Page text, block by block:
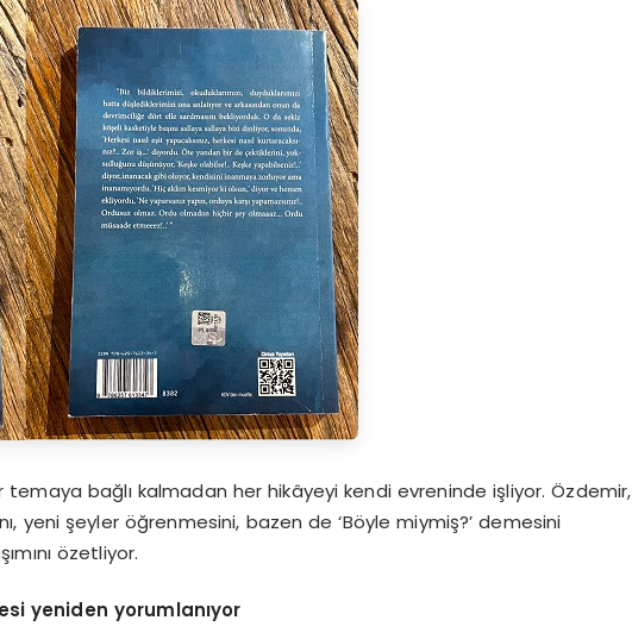
temaya bağlı kalmadan her hikâyeyi kendi evreninde işliyor. Özdemir,
yeni şeyler öğrenmesini, bazen de ‘Böyle miymiş?’ demesini
özetliyor.
yeniden yorumlanıyor